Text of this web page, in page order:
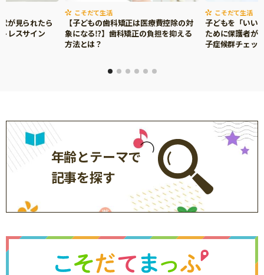
が見られたら
レスサイン
こそだて生活
【子どもの歯科矯正は医療費控除の対
象になる⁉】歯科矯正の負担を抑える
方法とは？
こそだて生活
子どもを「いい
ために保護者が
子症候群チェッ
年齢とテーマで
記事を探す